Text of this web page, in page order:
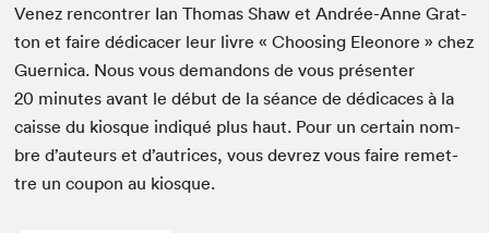
Venez ren­con­tr­er Ian Thomas Shaw et Andrée-Anne Grat­
ton et faire dédi­cac­er leur livre « Choos­ing Eleonore » chez
Guer­ni­ca. Nous vous deman­dons de vous présen­ter
20 min­utes avant le début de la séance de dédi­caces à la
caisse du kiosque indiqué plus haut. Pour un cer­tain nom­
bre d’auteurs et d’autrices, vous devrez vous faire remet­
tre un coupon au kiosque.